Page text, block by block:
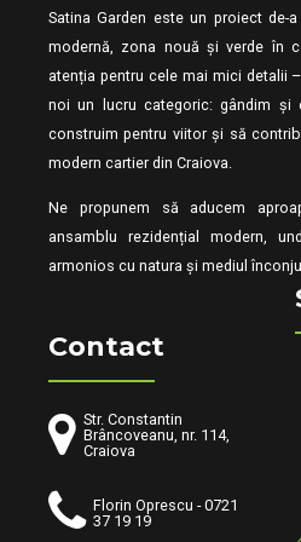
maximise the long tail.
Satina Garden este un proiect de-
modernă, zona nouă și verde în
atenția pentru cele mai mici detalii
noi un lucru categoric: gândim și
construim pentru viitor și să
modern cartier din Craiova.
Ne propunem să aducem
ansamblu rezidențial modern,
armonios cu natura și mediul
Contact
Str. Constantin
Brâncoveanu, nr. 114,
Craiova
Florin Oprescu - 0721
37 19 19